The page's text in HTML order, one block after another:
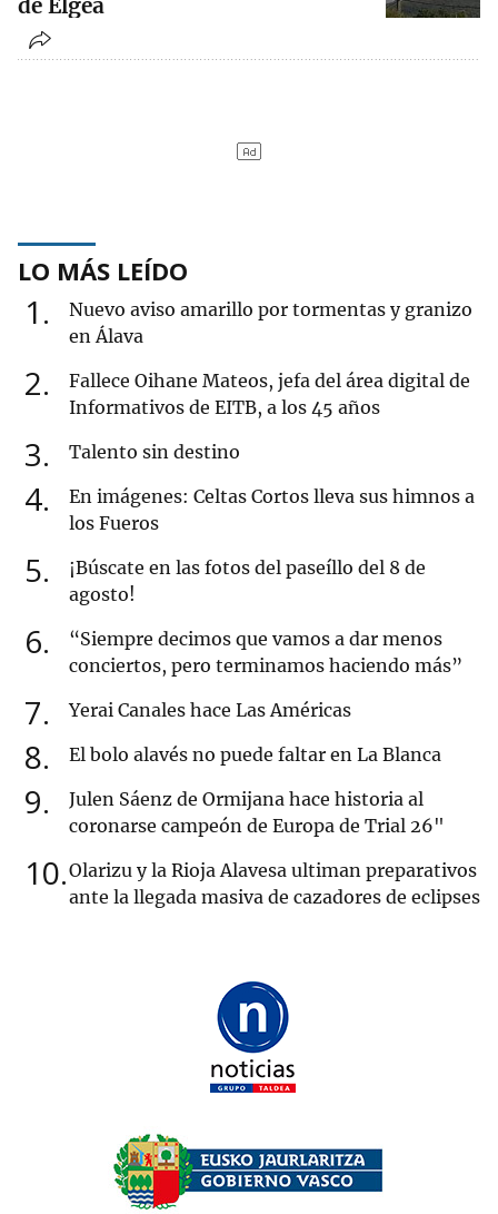
de Elgea
LO MÁS LEÍDO
1
Nuevo aviso amarillo por tormentas y granizo
en Álava
2
Fallece Oihane Mateos, jefa del área digital de
Informativos de EITB, a los 45 años
3 Talento sin destino
4
En imágenes: Celtas Cortos lleva sus himnos a
los Fueros
5
¡Búscate en las fotos del paseíllo del 8 de
agosto!
6
“Siempre decimos que vamos a dar menos
conciertos, pero terminamos haciendo más”
7 Yerai Canales hace Las Américas
8 El bolo alavés no puede faltar en La Blanca
9
Julen Sáenz de Ormijana hace historia al
coronarse campeón de Europa de Trial 26"
10 Olarizu y la Rioja Alavesa ultiman preparativos
ante la llegada masiva de cazadores de eclipses